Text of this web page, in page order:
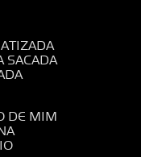
SACADA
DE MIM